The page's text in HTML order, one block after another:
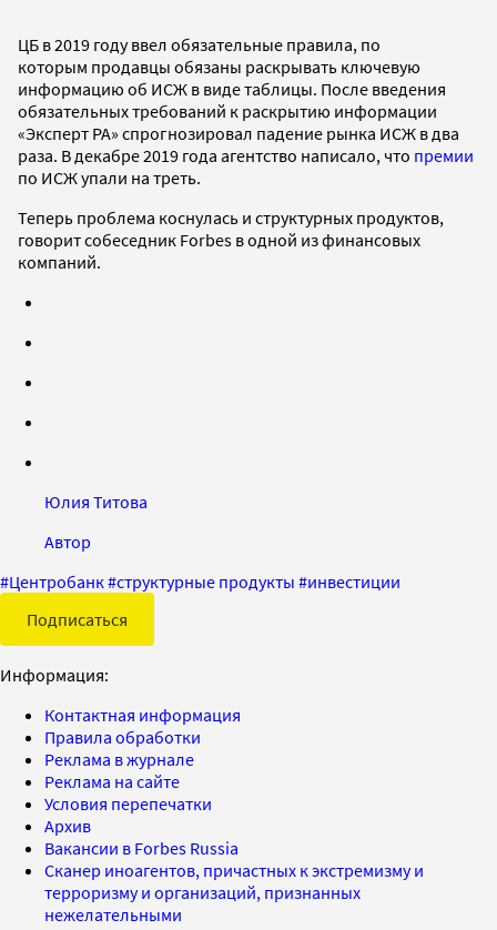
ЦБ в 2019 году ввел обязательные правила, по
которым продавцы обязаны раскрывать ключевую
информацию об ИСЖ в виде таблицы. После введения
обязательных требований к раскрытию информации
«Эксперт РА» спрогнозировал падение рынка ИСЖ в два
раза. В декабре 2019 года агентство написало, что премии
по ИСЖ упали на треть.
Теперь проблема коснулась и структурных продуктов,
говорит собеседник Forbes в одной из финансовых
компаний.
Юлия Титова
Автор
#Центробанк#структурные продукты #инвестиции
Подписаться
Информация:
Контактная информация
Правила обработки
Реклама в журнале
Реклама на сайте
Условия перепечатки
Архив
Вакансии в Forbes Russia
Сканер иноагентов, причастных к экстремизму и
терроризму и организаций, признанных
нежелательными